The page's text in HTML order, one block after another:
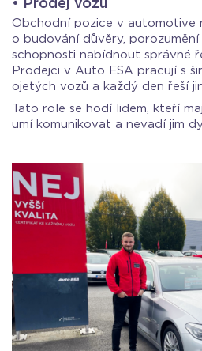
• Prodej vozů
Obchodní pozice v automotive
o budování důvěry,
schopnosti nabídnout správné
Prodejci v Auto ESA pracují s
ojetých vozů a každý den řeší
Tato role se hodí lidem, kteří
umí komunikovat a nevadí jim